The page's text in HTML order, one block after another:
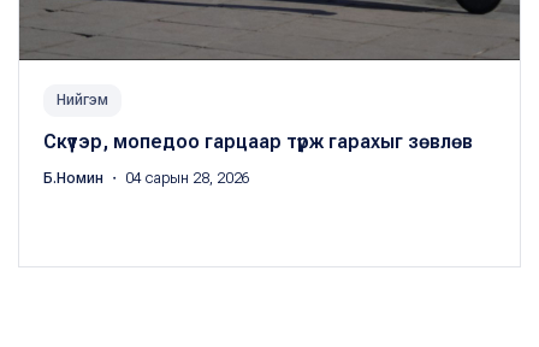
Нийгэм
Скүүтэр, мопедоо гарцаар түрж гарахыг зөвлөв
Б.Номин ・ 04 сарын 28, 2026